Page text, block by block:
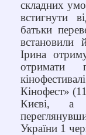
складних
встигнути
батьки
встановили
Ірина
отримати
Кінофест»
Києві, а
України 1